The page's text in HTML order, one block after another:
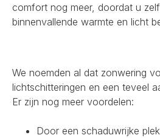
comfort nog meer, doordat u
binnenvallende warmte en licht
We noemden al dat zonwering
lichtschitteringen en een teveel
Er zijn nog meer voordelen:
Door een schaduwrijke